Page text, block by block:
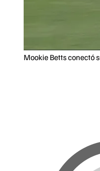
Mookie Betts conectó